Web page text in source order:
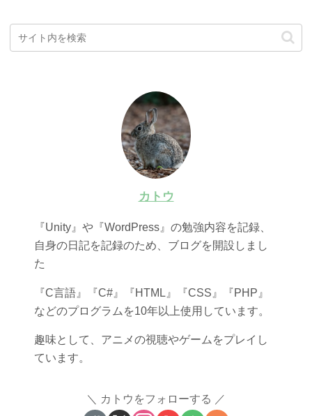
カトウ
『Unity』や『WordPress』の勉強内容を記録、
自身の日記を記録のため、ブログを開設しまし
た
『C言語』『C#』『HTML』『CSS』『PHP』
などのプログラムを10年以上使用しています。
趣味として、アニメの視聴やゲームをプレイし
ています。
カトウをフォローする